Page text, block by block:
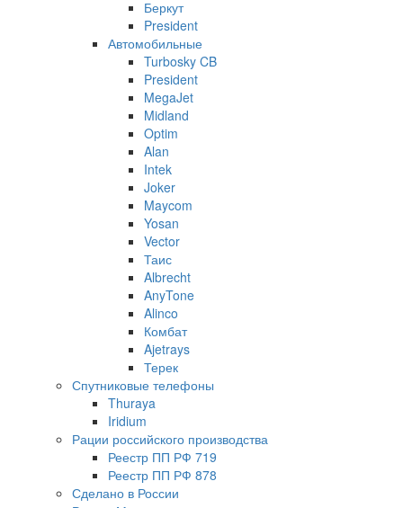
Беркут
President
Автомобильные
Turbosky CB
President
MegaJet
Midland
Optim
Alan
Intek
Joker
Maycom
Yosan
Vector
Таис
Albrecht
AnyTone
Alinco
Комбат
Ajetrays
Терек
Спутниковые телефоны
Thuraya
Iridium
Рации российского производства
Реестр ПП РФ 719
Реестр ПП РФ 878
Сделано в России